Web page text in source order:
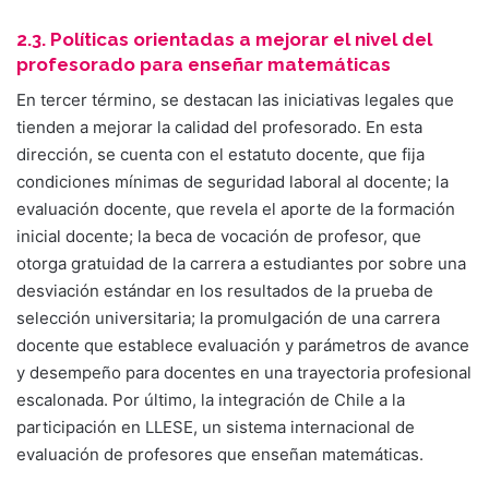
2.3. Políticas orientadas a mejorar el nivel del
profesorado para enseñar matemáticas
En tercer término, se destacan las iniciativas legales que
tienden a mejorar la calidad del profesorado. En esta
dirección, se cuenta con el estatuto docente, que fija
condiciones mínimas de seguridad laboral al docente; la
evaluación docente, que revela el aporte de la formación
inicial docente; la beca de vocación de profesor, que
otorga gratuidad de la carrera a estudiantes por sobre una
desviación estándar en los resultados de la prueba de
selección universitaria; la promulgación de una carrera
docente que establece evaluación y parámetros de avance
y desempeño para docentes en una trayectoria profesional
escalonada. Por último, la integración de Chile a la
participación en LLESE, un sistema internacional de
evaluación de profesores que enseñan matemáticas.